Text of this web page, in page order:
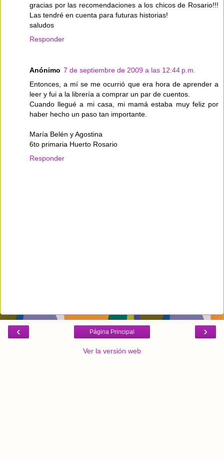
gracias por las recomendaciones a los chicos de Rosario!!!
Las tendré en cuenta para futuras historias!
saludos
Responder
Anónimo 7 de septiembre de 2009 a las 12:44 p.m.
Entonces, a mí se me ocurrió que era hora de aprender a
leer y fui a la librería a comprar un par de cuentos.
Cuando llegué a mi casa, mi mamá estaba muy feliz por
haber hecho un paso tan importante.
María Belén y Agostina
6to primaria Huerto Rosario
Responder
‹ ›
Página Principal
Ver la versión web